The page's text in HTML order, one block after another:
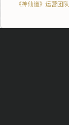
《神仙道》运营团队